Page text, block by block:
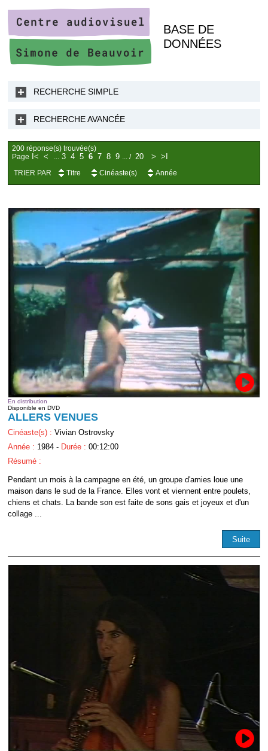
BASE DE
DONNÉES
RECHERCHE SIMPLE
RECHERCHE AVANCÉE
200 réponse(s) trouvée(s)
Page
I< < ... 3 4 5 6 7 8 9 .../ 20 > >I
TRIER PAR Titre Cinéaste(s) Année
En distribution
Disponible en DVD
ALLERS VENUES
Cinéaste(s) : Vivian Ostrovsky
Année : 1984 - Durée : 00:12:00
Résumé :
Pendant un mois à la campagne en été, un groupe d'amies loue une
maison dans le sud de la France. Elles vont et viennent entre poulets,
chiens et chats. La bande son est faite de sons gais et joyeux et d'un
collage ...
Suite